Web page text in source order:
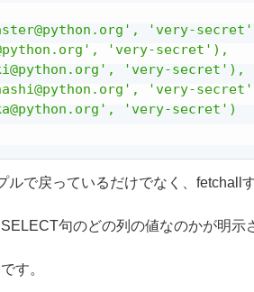
'very-
'very-secret'),
'very-secret'),
'very-
'very-secret')
ルで戻っているだけでなく、fetchall
句のどの列の値なのかが明示
す。